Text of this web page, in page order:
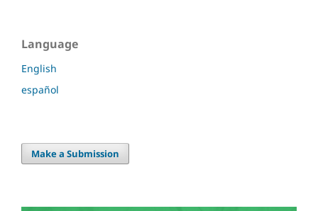
Language
English
español
Make a Submission